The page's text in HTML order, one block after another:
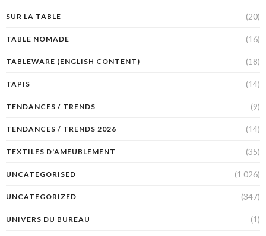
SUR LA TABLE (20)
TABLE NOMADE (16)
TABLEWARE (ENGLISH CONTENT) (18)
TAPIS (14)
TENDANCES / TRENDS (9)
TENDANCES / TRENDS 2026 (14)
TEXTILES D'AMEUBLEMENT (35)
UNCATEGORISED (1 026)
UNCATEGORIZED (347)
UNIVERS DU BUREAU (1)